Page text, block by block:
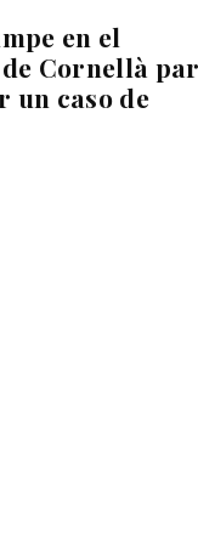
en el
Cornellà
caso de